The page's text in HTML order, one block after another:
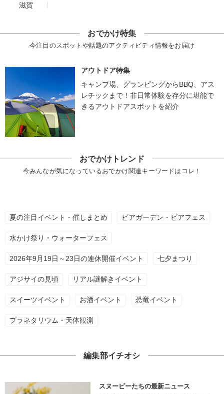
滋賀
おでかけ特集
今注目のスポットや話題のアクティビティ情報をお届け
アウトドア特集
キャンプ場、グランピングからBBQ、アス
レチックまで！非日常体験を存分に堪能で
きるアウトドアスポットを紹介
おでかけトレンド
今みんなが気になっているおでかけ関連キーワードはコレ！
夏の注目イベント・催しまとめ ビアガーデン・ビアフェス
水かけ祭り・ウォーターフェス
2026年9月19日～23日の連休開催イベント 七夕まつり
アジサイの見頃 リアル謎解きイベント
スイーツイベント お酒イベント 恐竜イベント
プラネタリウム・天体観測
編集部イチオシ
スヌーピーたちの最新ニュース